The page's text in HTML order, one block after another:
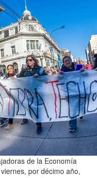
de la Economía
por décimo año,